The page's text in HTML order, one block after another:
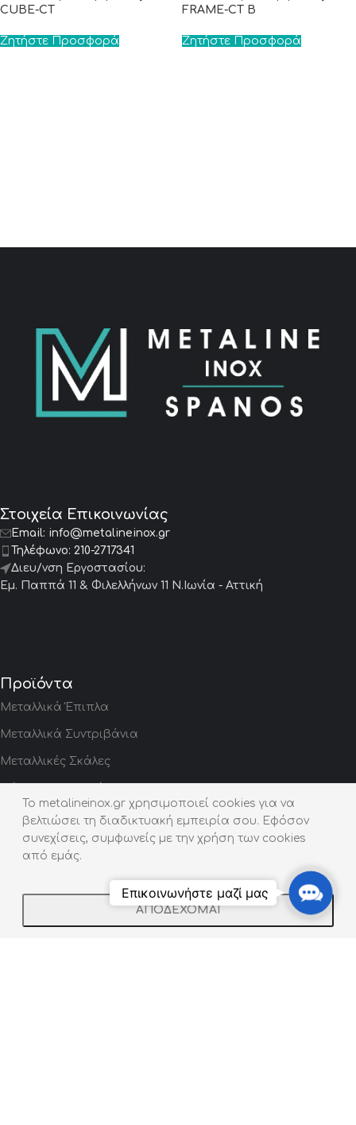
CUBE-CT
Ζητήστε Προσφορά
FRAME-CT B
Ζητήστε Προσφορά
Στοιχεία Επικοινωνίας
Email: info@metalineinox.gr
Τηλέφωνο: 210-2717341
Διευ/νση Εργοστασίου:
Εμ. Παππά 11 & Φιλελλήνων 11 Ν.Ιωνία - Αττική
Προϊόντα
Μεταλλικά Έπιπλα
Μεταλλικά Συντριβάνια
Μεταλλικές Σκάλες
Κιγκλιδώματα / Κουπαστές
Ζαρντινιέρες | Παρτέρια
ShopFiltersWishlistCart
My account
To metalineinox.gr χρησιμοποιεί cookies για να
βελτιώσει τη διαδικτυακή εμπειρία σου. Εφόσον
συνεχίσεις, συμφωνείς με την χρήση των cookies
από εμάς.
ΑΠΟΔΕΧΟΜΑΙ
Contact
Us
Επικοινωνήστε μαζί μας